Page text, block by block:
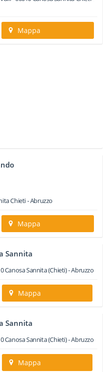
Mappa
Chieti -Abruzzo
Mappa
Sannita
Canosa Sannita(Chieti) -Abruzzo
Mappa
Sannita
Canosa Sannita(Chieti) -Abruzzo
Mappa